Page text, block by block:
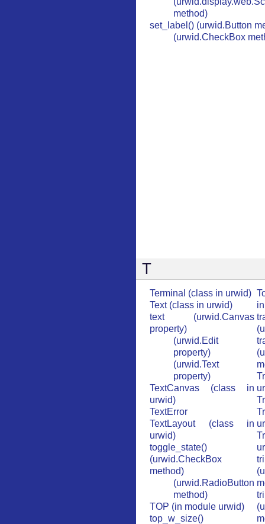
method)
set_label() (urwid.Button
(urwid.CheckBox
T
Terminal (class in urwid)
Text (class in urwid)
text (urwid.Canvas
property)
(urwid.Edit
property)
(urwid.Text
property)
TextCanvas (class in
urwid)
TextError
TextLayout (class in
urwid)
toggle_state()
(urwid.CheckBox
method)
(urwid.RadioButton
method)
TOP (in module urwid)
top_w_size()